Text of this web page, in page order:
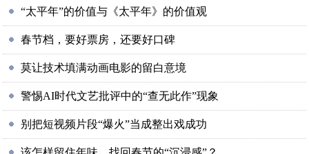
“太平年”的价值与《太平年》的价值观
春节档，要好票房，还要好口碑
莫让技术填满动画电影的留白意境
警惕AI时代文艺批评中的“查无此作”现象
​别把短视频片段“爆火”当成整出戏成功